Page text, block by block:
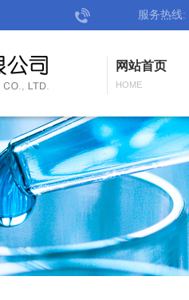
服务热线:
网站首页
HOME